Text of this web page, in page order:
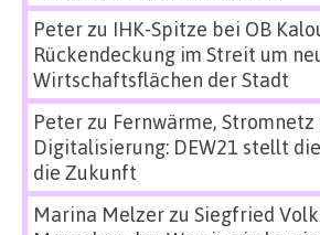
Peterzu IHK-Spitze bei OB
Rückendeckung im Streit um
Wirtschaftsflächen der Stadt
Peterzu Fernwärme, Stromnetz
Digitalisierung: DEW21 stellt
die Zukunft
Marina Melzerzu Siegfried